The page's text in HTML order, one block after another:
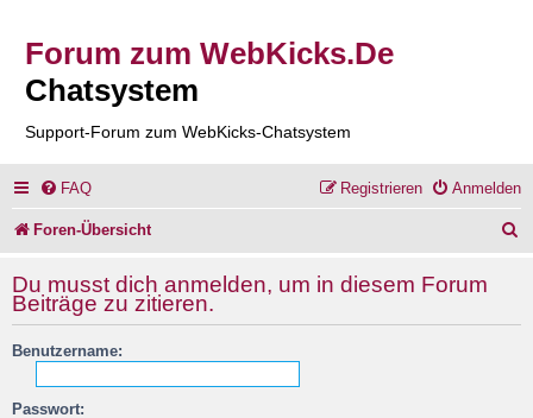
Forum zum WebKicks.De
Chatsystem
Support-Forum zum WebKicks-Chatsystem
FAQ Anmelden
Registrieren
Foren-Übersicht
Du musst dich anmelden, um in diesem Forum
Beiträge zu zitieren.
Benutzername:
Passwort: